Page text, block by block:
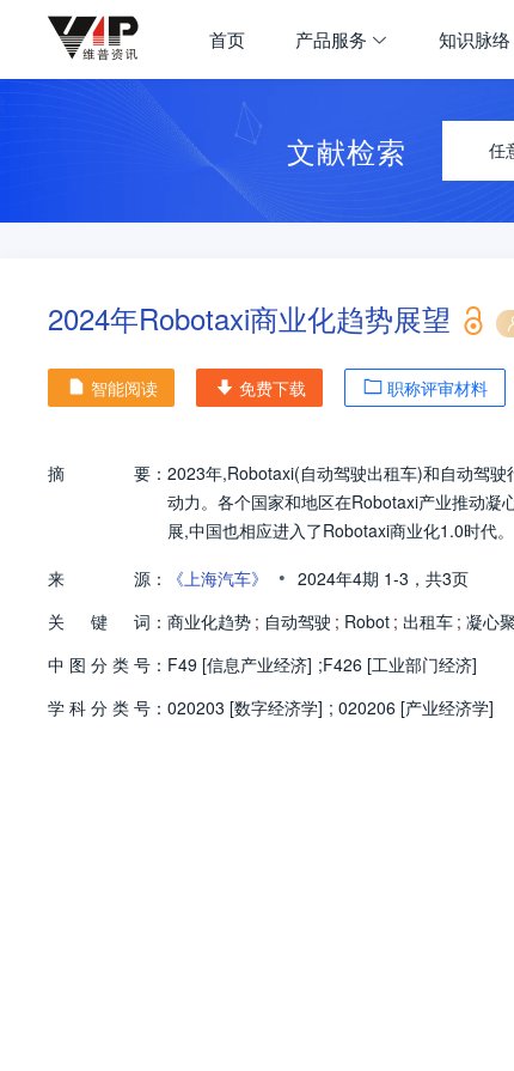
首页 产品服务 知识脉络
文献检索 任
2024年Robotaxi商业化趋势展望
智能阅读 免费下载 职称评审材料
摘 要： 2023年,Robotaxi(自动驾驶出租车)和自动驾
动力。各个国家和地区在Robotaxi产业推动凝
展,中国也相应进入了Robotaxi商业化1.0时代。
来
源： 《上海汽车》 • 2024年4期 1-3， 共3页
关
键 词： 商业化趋势 ; 自动驾驶 ; Robot ; 出租车 ; 凝心
中 图 分 类 号： F49 [信息产业经济] ;F426 [工业部门经济]
学 科 分 类 号： 020203 [数字经济学] ; 020206 [产业经济学]